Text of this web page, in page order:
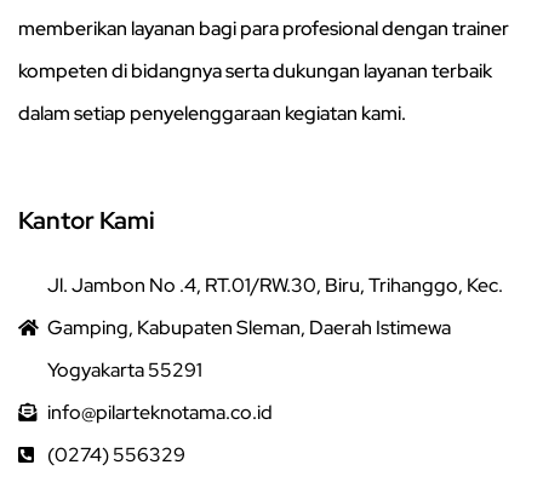
memberikan layanan bagi para profesional dengan trainer
kompeten di bidangnya serta dukungan layanan terbaik
dalam setiap penyelenggaraan kegiatan kami.
Kantor Kami
Jl. Jambon No .4, RT.01/RW.30, Biru, Trihanggo, Kec.
Gamping, Kabupaten Sleman, Daerah Istimewa
Yogyakarta 55291
info@pilarteknotama.co.id
(0274) 556329